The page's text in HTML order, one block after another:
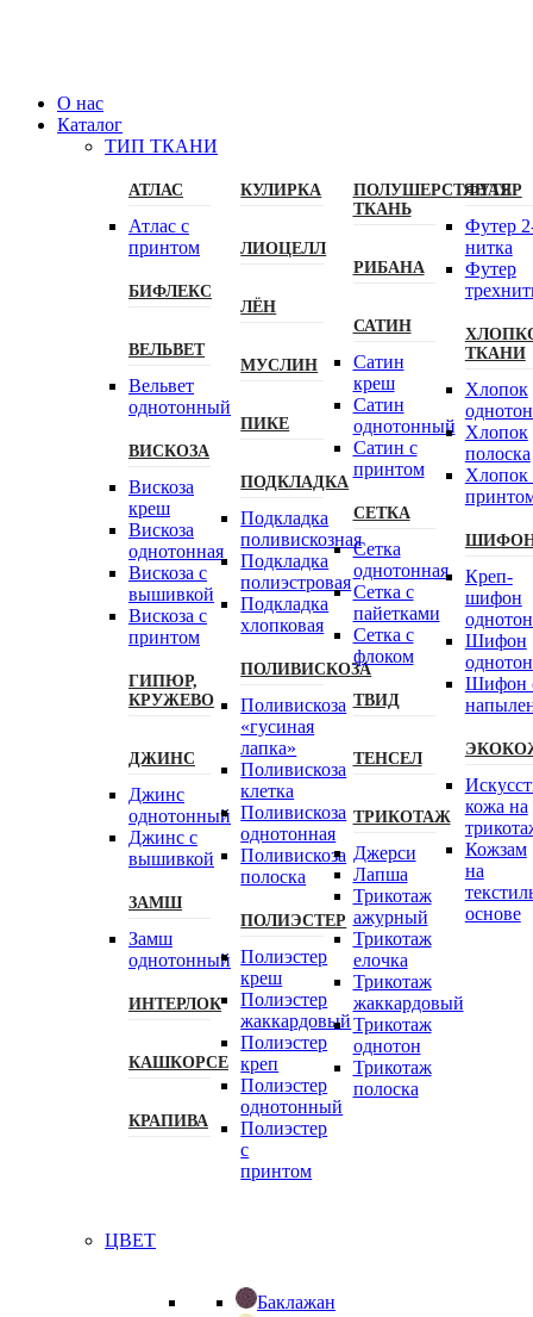
О нас
Каталог
ТИП ТКАНИ
АТЛАС
Атлас с
принтом
БИФЛЕКС
ВЕЛЬВЕТ
Вельвет
однотонный
ВИСКОЗА
Вискоза
креш
Вискоза
однотонная
Вискоза с
вышивкой
Вискоза с
принтом
ГИПЮР,
КРУЖЕВО
ДЖИНС
Джинс
однотонный
Джинс с
вышивкой
ЗАМШ
Замш
однотонный
ИНТЕРЛОК
КАШКОРСЕ
КРАПИВА
КУЛИРКА
ЛИОЦЕЛЛ
ЛЁН
МУСЛИН
ПИКЕ
ПОДКЛАДКА
Подкладка
поливискозная
Подкладка
полиэстровая
Подкладка
хлопковая
ПОЛИВИСКОЗА
Поливискоза
«гусиная
лапка»
Поливискоза
клетка
Поливискоза
однотонная
Поливискоза
полоска
ПОЛИЭСТЕР
Полиэстeр
креш
Полиэстер
жаккардовый
Полиэстер
креп
Полиэстер
однотонный
Полиэстер
с
принтом
ПОЛУШЕРСТЯНАЯ
ТКАНЬ
РИБАНА
САТИН
Сатин
креш
Сатин
однотонный
Сатин с
принтом
СЕТКА
Сетка
однотонная
Сетка с
пайетками
Сетка с
флоком
ТВИД
ТЕНСЕЛ
ТРИКОТАЖ
Джерси
Лапша
Трикотаж
ажурный
Трикотаж
елочка
Трикотаж
жаккардовый
Трикотаж
однотон
Трикотаж
полоска
ФУТЕР
Футер
нитка
Футер
ТКАНИ
Хлопок
Хлопок
полоска
Хлопок
Креп-
шифон
Шифон
Шифон
кожа на
Кожзам
на
основе
ЦВЕТ
Баклажан